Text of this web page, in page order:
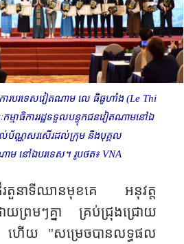
ារបរទេសវៀតណាម លេ​ ធិធូហាំង (Le Thi
ម្មាធិការរដ្ឋទទួលបន្ទុកជនវៀតណាមនៅឯ
ល់ប័ណ្ណសរសើរដល់ក្រុម និងបុគ្គល
ម​ នៅឯបរទេស។ រូបថត៖ VNA
រតួនាទីឈាន​មុខ​គេ អនុវត្ត
ោយព្រមៗគ្នា គ្រប់ជ្រុងជ្រោយ
ហើយ "សម្រេចបានលទ្ធផល